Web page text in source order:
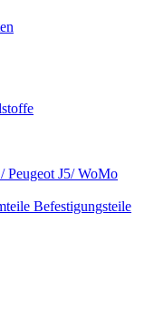
Peugeot J5/ WoMo
Befestigungsteile